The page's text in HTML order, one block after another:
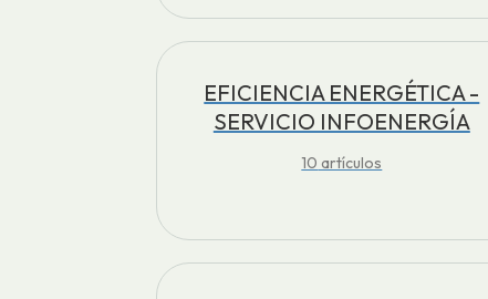
EFICIENCIA ENERGÉTICA -
SERVICIO INFOENERGÍA
10 artículos